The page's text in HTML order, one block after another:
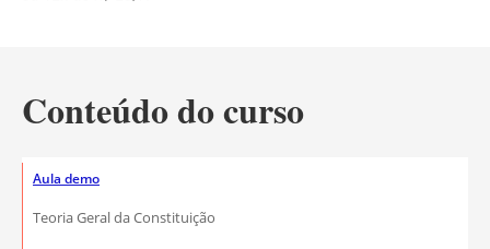
Conteúdo do curso
Aula demo
Teoria Geral da Constituição